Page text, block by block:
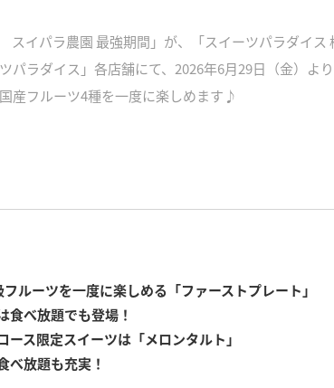
スイパラ農園 最強期間」が、「スイーツパラダイス
パラダイス」各店舗にて、2026年6月29日（金）よ
産フルーツ4種を一度に楽しめます♪
ルーツを一度に楽しめる「ファーストプレート」
食べ放題でも登場！
ース限定スイーツは「メロンタルト」
べ放題も充実！